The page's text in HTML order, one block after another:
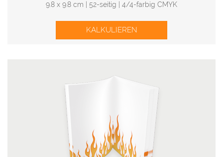
9.8 x 9.8 cm | 52-seitig | 4/4-farbig CMYK
KALKULIEREN